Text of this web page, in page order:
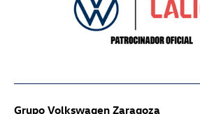
Grupo Volkswagen Zaragoza